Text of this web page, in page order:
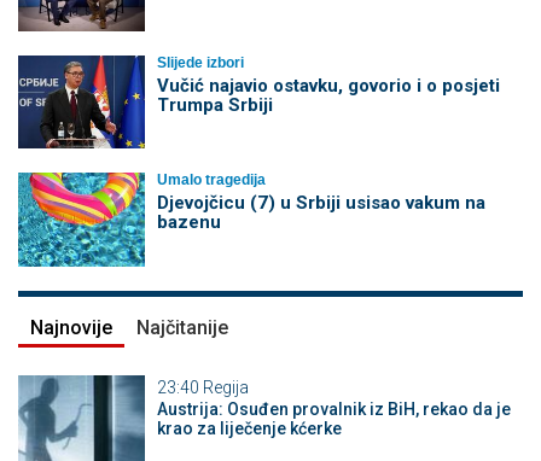
Slijede izbori
Vučić najavio ostavku, govorio i o posjeti
Trumpa Srbiji
Umalo tragedija
Djevojčicu (7) u Srbiji usisao vakum na
bazenu
Najnovije Najčitanije
23:40 Regija
Austrija: Osuđen provalnik iz BiH, rekao da je
krao za liječenje kćerke